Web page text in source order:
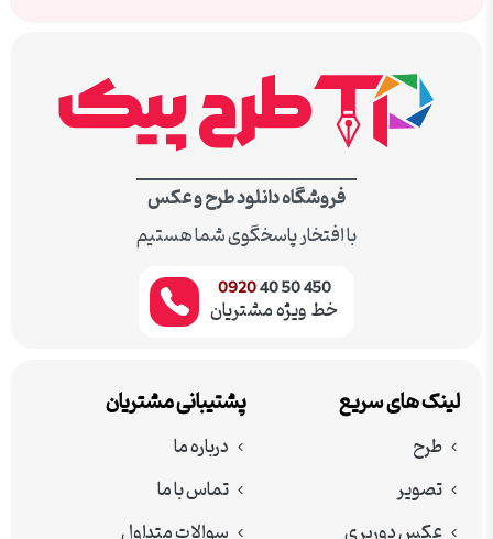
فروشگاه دانلود طرح و عکس
با افتخار پاسخگوی شما هستیم
450 50 40
0920
خط ویژه مشتریان
لینک های سریع
طرح
تصویر
پشتیبانی مشتریان
درباره ما
تماس با ما